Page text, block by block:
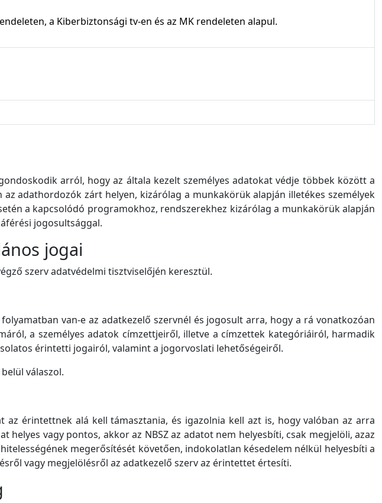
a Kiberbiztonsági tv-en és az MK rendeleten alapul.
arról, hogy az általa kezelt személyes adatokat védje többek között a
adathordozók zárt helyen, kizárólag a munkakörük alapján illetékes személyek
a kapcsolódó programokhoz, rendszerekhez kizárólag a munkakörük alapján
jogosultsággal.
jogai
szerv adatvédelmi tisztviselőjén keresztül.
van-e az adatkezelő szervnél és jogosult arra, hogy a rá vonatkozóan
a személyes adatok címzettjeiről, illetve a címzettek kategóriáiról, harmadik
érintetti jogairól, valamint a jogorvoslati lehetőségeiről.
válaszol.
érintettnek alá kell támasztania, és igazolnia kell azt is, hogy valóban az arra
vagy pontos, akkor az NBSZ az adatot nem helyesbíti, csak megjelöli, azaz
megerősítését követően, indokolatlan késedelem nélkül helyesbíti a
vagy megjelölésről az adatkezelő szerv az érintettet értesíti.